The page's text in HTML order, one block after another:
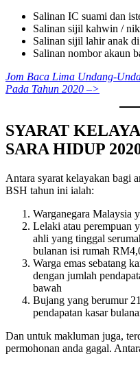
Salinan IC suami dan
Salinan sijil kahwin /
Salinan sijil lahir anak
Salinan nombor akaun
Jom Baca Lima Undang-
Pada Tahun 2020 –>
SYARAT
SARA HIDUP
Antara syarat kelayakan bagi
BSH tahun ini ialah:
Warganegara Malaysia
Lelaki atau perempuan
ahli yang tinggal
bulanan isi rumah
Warga emas sebatang
dengan jumlah
bawah
Bujang yang berumur
pendapatan kasar
Dan untuk makluman juga,
permohonan anda gagal.